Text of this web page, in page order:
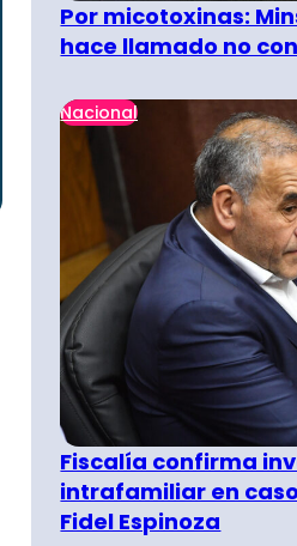
Por micotoxinas:
hace llamado no
Nacional
Fiscalía confirma
intrafamiliar en
Fidel Espinoza